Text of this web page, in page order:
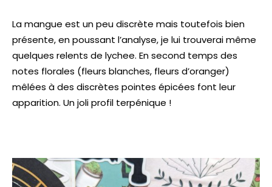
La mangue est un peu discrète mais toutefois bien
présente, en poussant l’analyse, je lui trouverai même
quelques relents de lychee. En second temps des
notes florales (fleurs blanches, fleurs d’oranger)
mêlées à des discrètes pointes épicées font leur
apparition. Un joli profil terpénique !